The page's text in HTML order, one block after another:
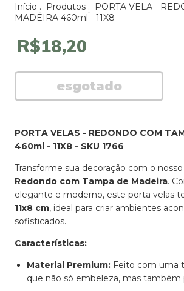
Início . Produtos .
PORTA VELA -
MADEIRA 460ml - 11X8
R$18,20
PORTA VELAS - REDONDO COM
460ml - 11X8 - SKU 1766
Transforme sua decoração com o nosso
Redondo com Tampa de Madeira.
elegante e moderno, este porta velas
11x8 cm, ideal para criar ambientes
sofisticados.
Características:
Material Premium: Feito com uma
que não só embeleza, mas também